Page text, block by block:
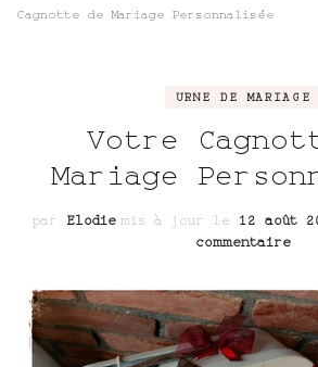
Cagnotte de Mariage Personnalisée
URNE DE MARIAGE
Votre
Mariage
par Elodie mis à jour le 12 août
commentairesur
de